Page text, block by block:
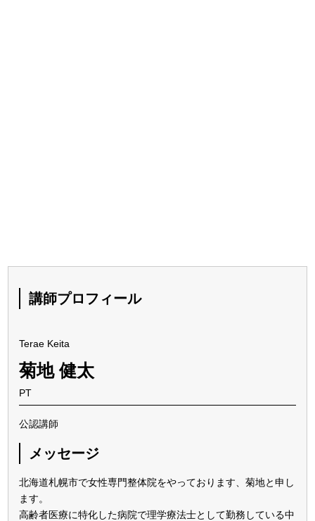
講師プロフィール
Terae Keita
菊地 健太
PT
公認講師
メッセージ
北海道札幌市で女性専門整体院をやっております、菊地と申し
ます。
高齢者医療に特化した病院で理学療法士として勤務している中